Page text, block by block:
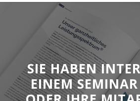
SIE HABEN
EINEM SEMINAR